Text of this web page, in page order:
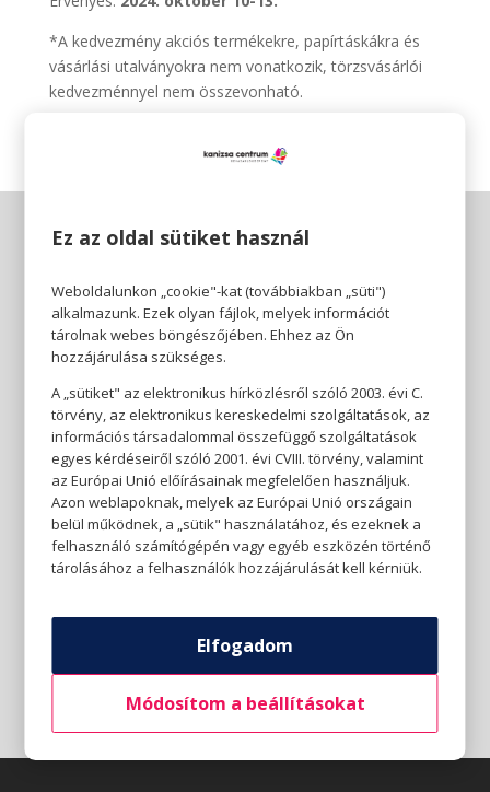
*A kedvezmény akciós termékekre, papírtáskákra és
vásárlási utalványokra nem vonatkozik, törzsvásárlói
kedvezménnyel nem összevonható.
Ez az oldal sütiket használ
Weboldalunkon „cookie"-kat (továbbiakban „süti")
alkalmazunk. Ezek olyan fájlok, melyek információt
tárolnak webes böngészőjében. Ehhez az Ön
hozzájárulása szükséges.
A „sütiket" az elektronikus hírközlésről szóló 2003. évi C.
törvény, az elektronikus kereskedelmi szolgáltatások, az
információs társadalommal összefüggő szolgáltatások
egyes kérdéseiről szóló 2001. évi CVIII. törvény, valamint
az Európai Unió előírásainak megfelelően használjuk.
Azon weblapoknak, melyek az Európai Unió országain
belül működnek, a „sütik" használatához, és ezeknek a
felhasználó számítógépén vagy egyéb eszközén történő
tárolásához a felhasználók hozzájárulását kell kérniük.
Elfogadom
Módosítom a beállításokat